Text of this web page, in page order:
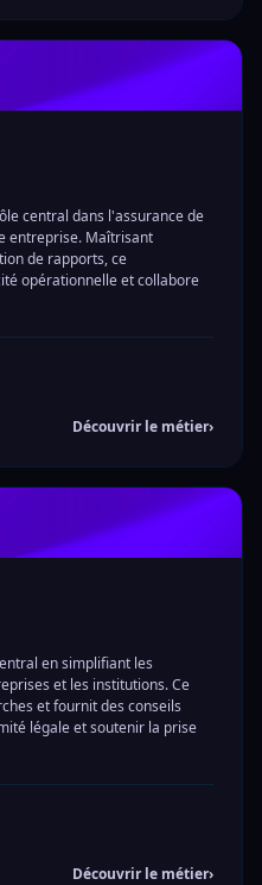
central dans l'assurance de
entreprise. Maîtrisant
de rapports, ce
opérationnelle et collabore
Découvrir le métier›
en simplifiant les
et les institutions. Ce
et fournit des conseils
légale et soutenir la prise
Découvrir le métier›